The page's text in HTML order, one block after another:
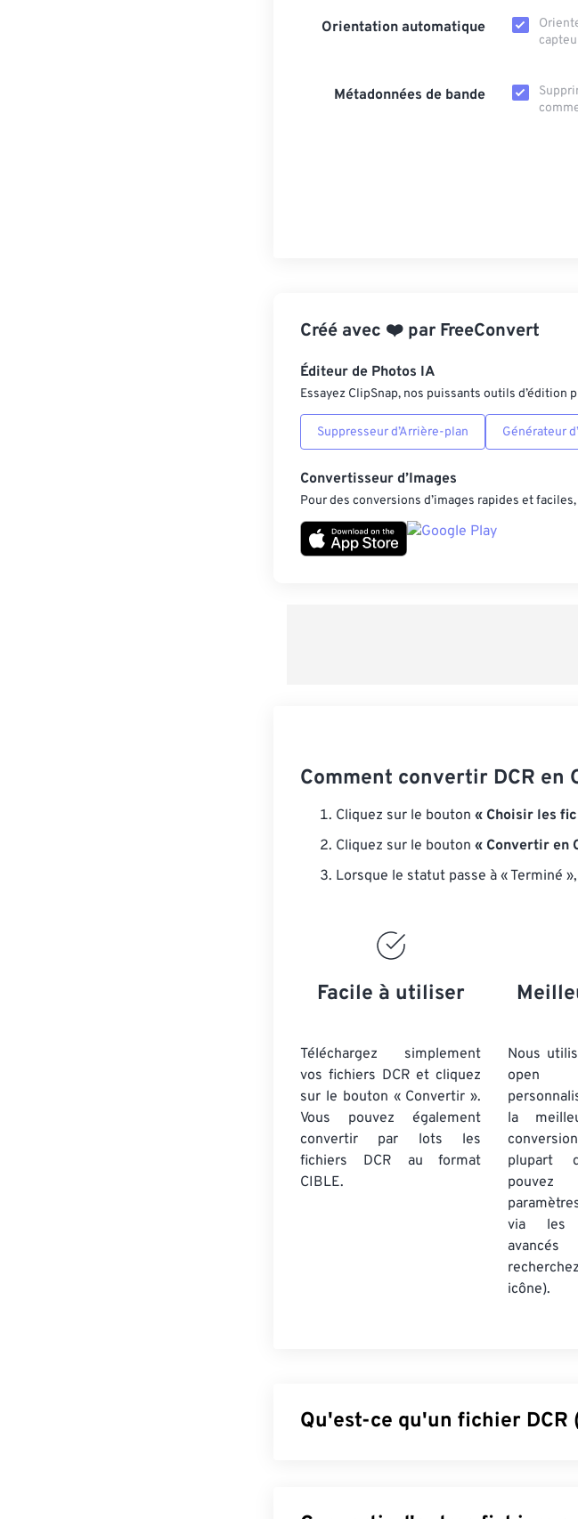
Orientation automatique
Métadonnées de bande
Créé avec ❤️ par FreeConvert
Éditeur de Photos IA
Essayez ClipSnap, nos puissants outils d’édition
Suppresseur d’Arrière-plan Générateur
Convertisseur d’Images
Pour des conversions d’images rapides et
Comment convertir DCR en
Cliquez sur le bouton « Choisir les
Cliquez sur le bouton « Convertir en
Lorsque le statut passe à « Terminé
Facile à utiliser
Téléchargez simplement
vos fichiers DCR et cliquez
sur le bouton « Convertir ».
Vous pouvez également
convertir par lots les
fichiers DCR au format
CIBLE.
Nous
open
la
plupart
via les
icône).
Qu'est-ce qu'un fichier DCR
accompagné d'un logiciel spécialisé. Bien